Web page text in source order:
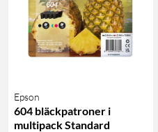
Epson
604 bläckpatroner i
multipack Standard